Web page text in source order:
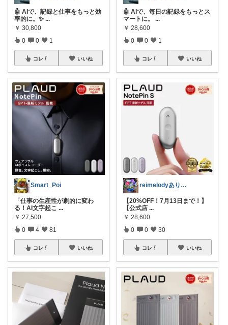
🤖 AIで、記録と仕事をもっと効
率的に。✨ ...
￥ 30,800
0 0 1
コレ いいね
Smart_Poi
「仕事の生産性が劇的に変わ
る！AI文字起こ ...
￥ 27,500
0 4 81
コレ いいね
🤖 AIで、毎日の記録をもっとス
マートに。
...
￥ 28,600
0 0 1
コレ いいね
reimelodyありがとうございます
【20%OFF！7月13日まで！】
【公式店 ...
￥ 28,600
0 0 30
コレ いいね